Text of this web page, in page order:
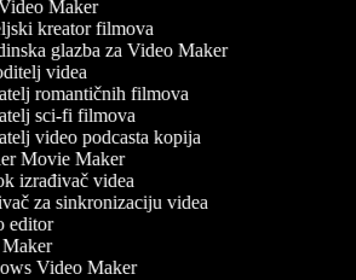
Maker
kreator filmova
glazba za Video Maker
videa
romantičnih filmova
sci-fi filmova
video podcasta kopija
Movie Maker
izrađivač videa
za sinkronizaciju videa
Video Maker